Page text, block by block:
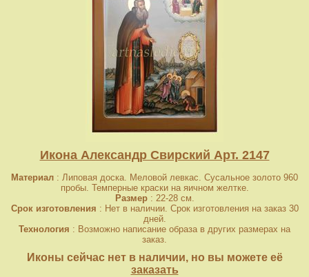
Икона Александр Свирский Арт. 2147
Материал : Липовая доска. Меловой левкас. Сусальное золото 960
пробы. Темперные краски на яичном желтке.
Размер: 22-28 см.
Срок изготовления : Нет в наличии. Срок изготовления на заказ 30
дней.
Технология : Возможно написание образа в других размерах на
заказ.
Иконы сейчас нет в наличии, но вы можете её
заказать